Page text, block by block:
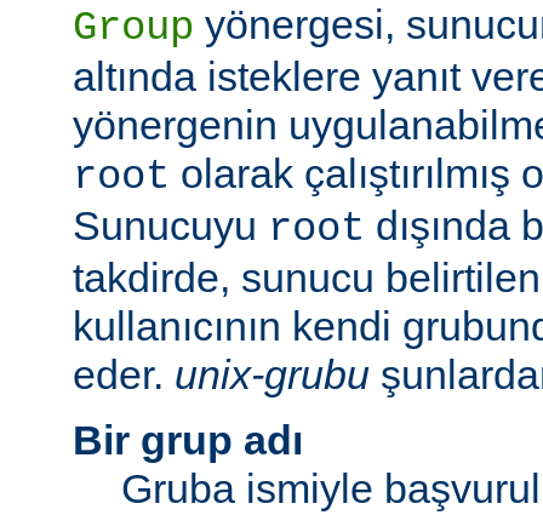
Group yönergesi,
altında isteklere yanıt
yönergenin
root olarak çalıştırılmış
Sunucuyu root dışında
takdirde, sunucu
kullanıcının kendi
eder. unix-grubu
Bir grup adı
Gruba ismiyle